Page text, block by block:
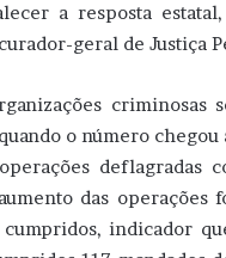
a resposta
geral de Justiça
o número
das operações
cumpridos, indicador